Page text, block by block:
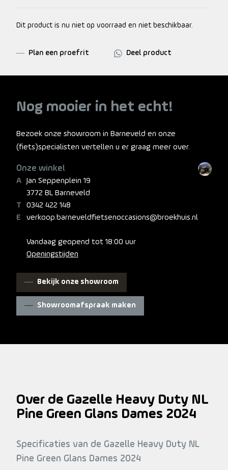
Dit product is nu niet op voorraad en niet beschikbaar.
Plan een proefrit Deel product
Nog mooier in het echt!
Bezoek onze showroom in Barneveld en onze
(fiets)specialisten vertellen u er graag meer over.
Onze winkel
Jan Seppenplein 19
3772 BL Barneveld
0342 422 148
verkoop.barneveldfietsenoccasions@broekhuis.nl
Vandaag geopend tot 18:00 uur
Openingstijden
Bekijk onze showroom
Showroomafspraak maken
Over de Gazelle Heavy Duty NL
Pine Green Glans Dames 2024
Specificaties van de Gazelle Heavy Duty NL
Pine Green Glans Dames 2024